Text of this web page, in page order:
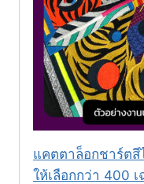
แคตตาล็อกชาร์ต
ให้เลือกกว่า 400